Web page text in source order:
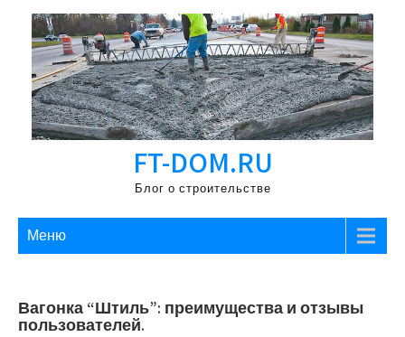
Перейти
содержимому
FT-DOM.RU
Блог о строительстве
Меню
Вагонка “Штиль”: преимущества и отзывы
пользователей.